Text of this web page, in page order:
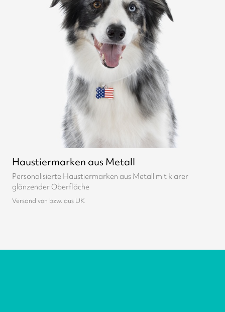
Haustiermarken aus Metall
Personalisierte Haustiermarken aus Metall mit klarer
glänzender Oberfläche
Versand von bzw. aus UK